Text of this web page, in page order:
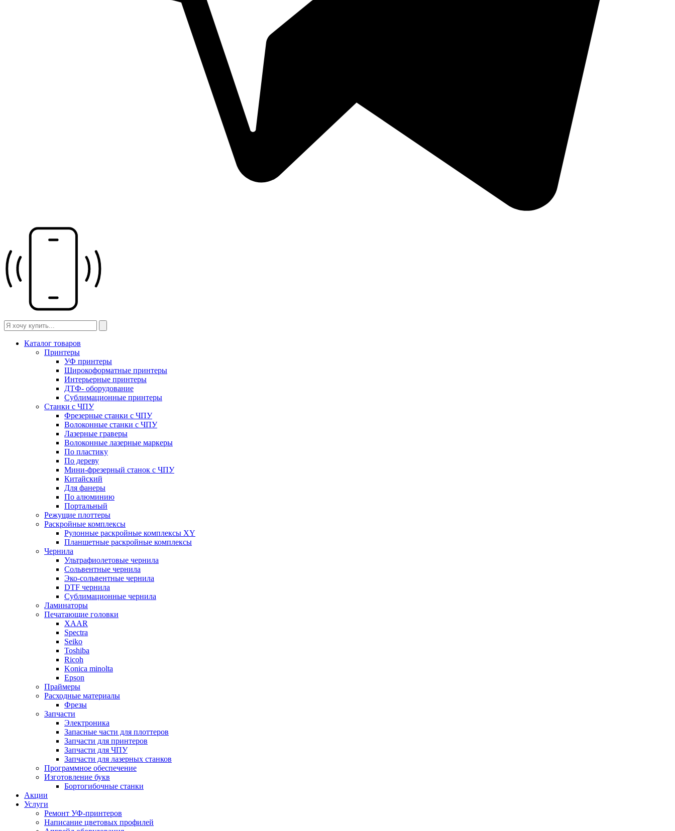
Каталог товаров
Принтеры
УФ принтеры
Широкоформатные принтеры
Интерьерные принтеры
ДТФ- оборудование
Сублимационные принтеры
Станки с ЧПУ
Фрезерные станки с ЧПУ
Волоконные станки с ЧПУ
Лазерные граверы
Волоконные лазерные маркеры
По пластику
По дереву
Мини-фрезерный станок с ЧПУ
Китайский
Для фанеры
По алюминию
Портальный
Режущие плоттеры
Раскройные комплексы
Рулонные раскройные комплексы XY
Планшетные раскройные комплексы
Чернила
Ультрафиолетовые чернила
Сольвентные чернила
Эко-сольвентные чернила
DTF чернила
Сублимационные чернила
Ламинаторы
Печатающие головки
XAAR
Spectra
Seiko
Toshiba
Ricoh
Konica minolta
Epson
Праймеры
Расходные материалы
Фрезы
Запчасти
Электроника
Запасные части для плоттеров
Запчасти для принтеров
Запчасти для ЧПУ
Запчасти для лазерных станков
Программное обеспечение
Изготовление букв
Бортогибочные станки
Акции
Услуги
Ремонт УФ-принтеров
Написание цветовых профилей